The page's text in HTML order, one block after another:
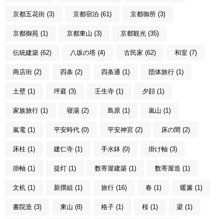
京都五花街 (3) 京都宿泊 (61) 京都御所 (3)
京都御苑 (1) 京都東山 (3) 京都観光 (35)
伝統建築 (62) 八坂の塔 (4) 古民家 (62) 和室 (7)
商店街 (2) 四条 (2) 四条通 (1) 団体旅行 (1)
土壁 (1) 坪庭 (3) 壬生寺 (1) 夕顔 (1)
家族旅行 (1) 寝湯 (2) 島原 (1) 嵐山 (1)
嵐電 (1) 平安時代 (0) 平安神宮 (2) 床の間 (2)
床柱 (1) 建仁寺 (1) 手水鉢 (0) 掛け軸 (3)
掛軸 (1) 提灯 (1) 数寄屋建築 (1) 数寄屋造 (1)
文机 (1) 新撰組 (1) 旅行 (16) 春 (1) 暖簾 (1)
書院造 (3) 東山 (8) 格子 (1) 桜 (1) 梁 (1)